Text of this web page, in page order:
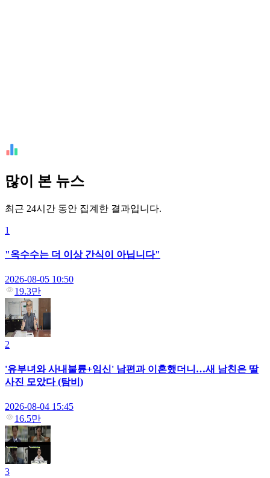
많이 본 뉴스
최근 24시간 동안 집계한 결과입니다.
1
"옥수수는 더 이상 간식이 아닙니다"
2026-08-05 10:50
19.3만
2
'유부녀와 사내불륜+임신' 남편과 이혼했더니…새 남친은 딸
사진 모았다 (탐비)
2026-08-04 15:45
16.5만
3